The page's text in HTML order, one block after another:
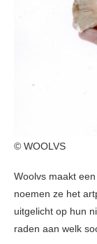
© WOOLVS
Woolvs maakt
noemen ze het
uitgelicht op hun
raden aan welk